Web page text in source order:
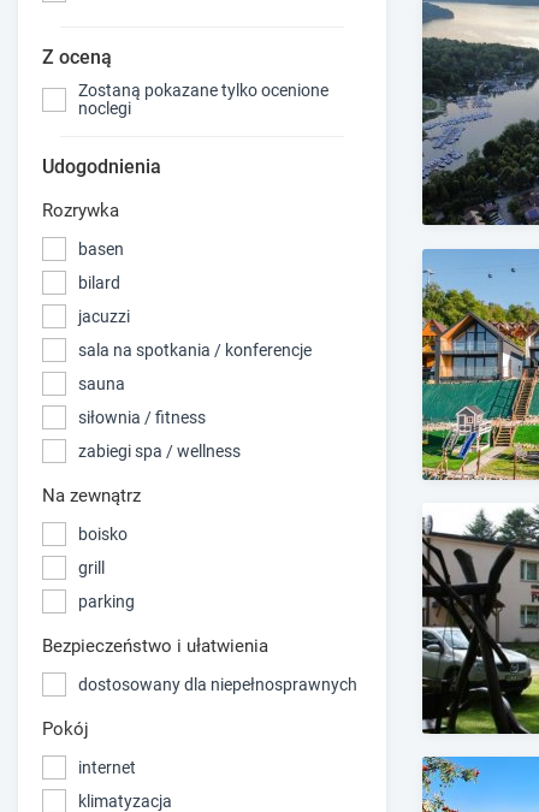
Z oceną
Zostaną pokazane tylko ocenione
noclegi
Udogodnienia
Rozrywka
basen
bilard
jacuzzi
sala na spotkania / konferencje
sauna
siłownia / fitness
zabiegi spa / wellness
Na zewnątrz
boisko
grill
parking
Bezpieczeństwo i ułatwienia
dostosowany dla niepełnosprawnych
Pokój
internet
klimatyzacja